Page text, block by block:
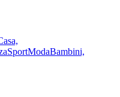
SportModaBambini,